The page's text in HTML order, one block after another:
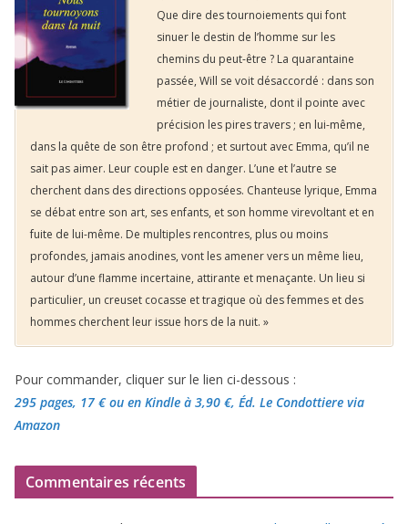
Que dire des tournoiements qui font
sinuer le destin de l’homme sur les
chemins du peut-être ? La quarantaine
passée, Will se voit désaccordé : dans son
métier de journaliste, dont il pointe avec
précision les pires travers ; en lui-même,
dans la quête de son être profond ; et surtout avec Emma, qu’il ne
sait pas aimer. Leur couple est en danger. L’une et l’autre se
cherchent dans des directions opposées. Chanteuse lyrique, Emma
se débat entre son art, ses enfants, et son homme virevoltant et en
fuite de lui-même. De multiples rencontres, plus ou moins
profondes, jamais anodines, vont les amener vers un même lieu,
autour d’une flamme incertaine, attirante et menaçante. Un lieu si
particulier, un creuset cocasse et tragique où des femmes et des
hommes cherchent leur issue hors de la nuit. »
Pour commander, cliquer sur le lien ci-dessous :
295 pages, 17 €ou en Kindle à 3,90 €, Éd. Le Condottiere via
Amazon
Commentaires récents